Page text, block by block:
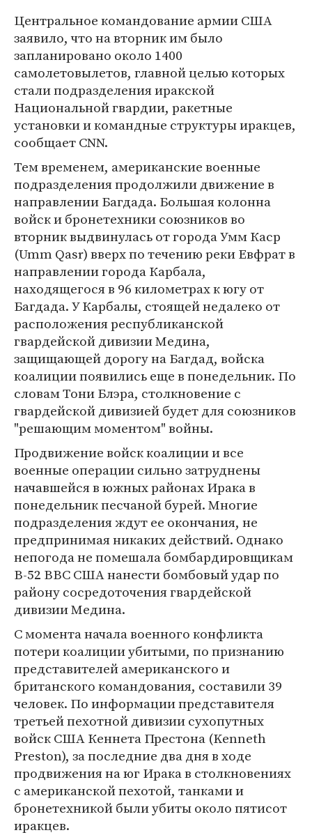
Центральное командование армии США
заявило, что на вторник им было
запланировано около 1400
самолетовылетов, главной целью которых
стали подразделения иракской
Национальной гвардии, ракетные
установки и командные структуры иракцев,
сообщает CNN.
Тем временем, американские военные
подразделения продолжили движение в
направлении Багдада. Большая колонна
войск и бронетехники союзников во
вторник выдвинулась от города Умм Каср
(Umm Qasr) вверх по течению реки Евфрат в
направлении города Карбала,
находящегося в 96 километрах к югу от
Багдада. У Карбалы, стоящей недалеко от
расположения республиканской
гвардейской дивизии Медина,
защищающей дорогу на Багдад, войска
коалиции появились еще в понедельник. По
словам Тони Блэра, столкновение с
гвардейской дивизией будет для союзников
"решающим моментом" войны.
Продвижение войск коалиции и все
военные операции сильно затруднены
начавшейся в южных районах Ирака в
понедельник песчаной бурей. Многие
подразделения ждут ее окончания, не
предпринимая никаких действий. Однако
непогода не помешала бомбардировщикам
B-52 ВВС США нанести бомбовый удар по
району сосредоточения гвардейской
дивизии Медина.
С момента начала военного конфликта
потери коалиции убитыми, по признанию
представителей американского и
британского командования, составили 39
человек. По информации представителя
третьей пехотной дивизии сухопутных
войск США Кеннета Престона (Kenneth
Preston), за последние два дня в ходе
продвижения на юг Ирака в столкновениях
с американской пехотой, танками и
бронетехникой были убиты около пятисот
иракцев.